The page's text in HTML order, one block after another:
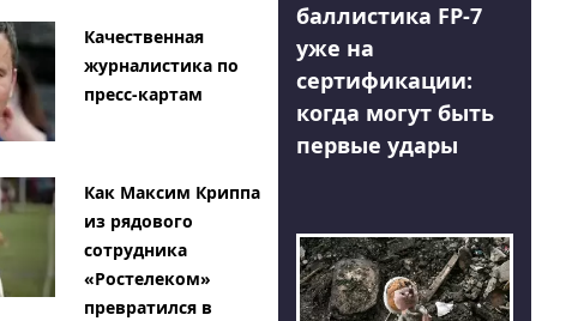
Качественная
журналистика по
пресс-картам
Как Максим Криппа
из рядового
сотрудника
«Ростелеком»
превратился в
баллистика FP-7
уже на
сертификации:
когда могут быть
первые удары